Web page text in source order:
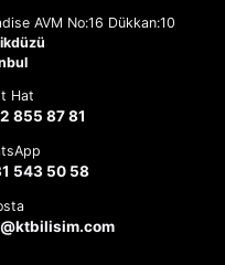
AVM No:16 Dükkan:10
Hat
855 87 81
543 50 58